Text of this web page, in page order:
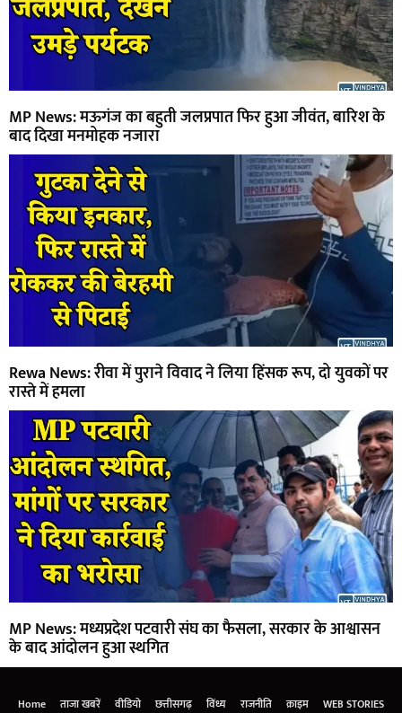
MP News: मऊगंज का बहुती जलप्रपात फिर हुआ जीवंत, बारिश के
बाद दिखा मनमोहक नजारा
Rewa News: रीवा में पुराने विवाद ने लिया हिंसक रूप, दो युवकों पर
रास्ते में हमला
MP News: मध्यप्रदेश पटवारी संघ का फैसला, सरकार के आश्वासन
के बाद आंदोलन हुआ स्थगित
Home ताजा खबरें वीडियो छत्तीसगढ़ विंध्य राजनीति क्राइम WEB STORIES